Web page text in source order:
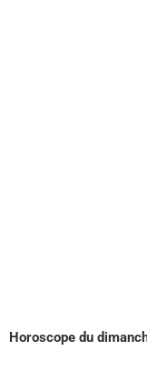
Horoscope du